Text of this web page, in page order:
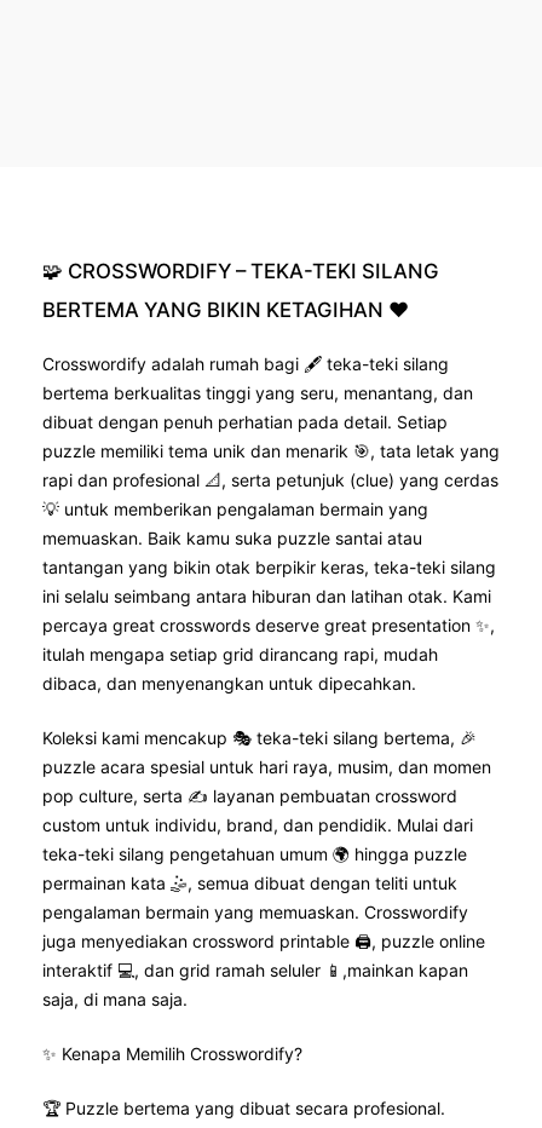
🧩 CROSSWORDIFY – TEKA-TEKI SILANG
BERTEMA YANG BIKIN KETAGIHAN ❤️
Crosswordify adalah rumah bagi 🖋️ teka-teki silang
bertema berkualitas tinggi yang seru, menantang, dan
dibuat dengan penuh perhatian pada detail. Setiap
puzzle memiliki tema unik dan menarik 🎯, tata letak yang
rapi dan profesional 📐, serta petunjuk (clue) yang cerdas
💡 untuk memberikan pengalaman bermain yang
memuaskan. Baik kamu suka puzzle santai atau
tantangan yang bikin otak berpikir keras, teka-teki silang
ini selalu seimbang antara hiburan dan latihan otak. Kami
percaya great crosswords deserve great presentation ✨,
itulah mengapa setiap grid dirancang rapi, mudah
dibaca, dan menyenangkan untuk dipecahkan.
Koleksi kami mencakup 🎭 teka-teki silang bertema, 🎉
puzzle acara spesial untuk hari raya, musim, dan momen
pop culture, serta ✍️ layanan pembuatan crossword
custom untuk individu, brand, dan pendidik. Mulai dari
teka-teki silang pengetahuan umum 🌍 hingga puzzle
permainan kata 🤹, semua dibuat dengan teliti untuk
pengalaman bermain yang memuaskan. Crosswordify
juga menyediakan crossword printable 🖨️, puzzle online
interaktif 💻, dan grid ramah seluler 📱,mainkan kapan
saja, di mana saja.
✨ Kenapa Memilih Crosswordify?
🏆 Puzzle bertema yang dibuat secara profesional.